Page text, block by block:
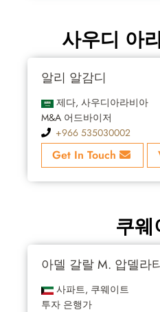
사우디 아
알리 알감디
제다, 사우디아라비아
M&A 어드바이저
+966 535030002
Get In Touch
쿠
아델 갈랄 M. 압델라
사파트, 쿠웨이트
투자 은행가